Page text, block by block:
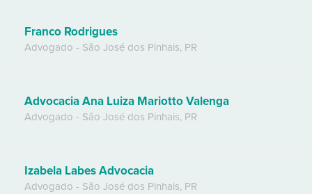
Franco Rodrigues
Advogado - São José dos Pinhais, PR
Advocacia Ana Luiza Mariotto Valenga
Advogado - São José dos Pinhais, PR
Izabela Labes Advocacia
Advogado - São José dos Pinhais, PR